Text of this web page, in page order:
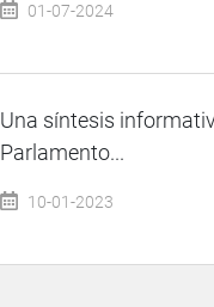
01-07-2024
Una síntesis
Parlamento...
10-01-2023